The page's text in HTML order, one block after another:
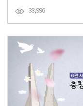
33,996